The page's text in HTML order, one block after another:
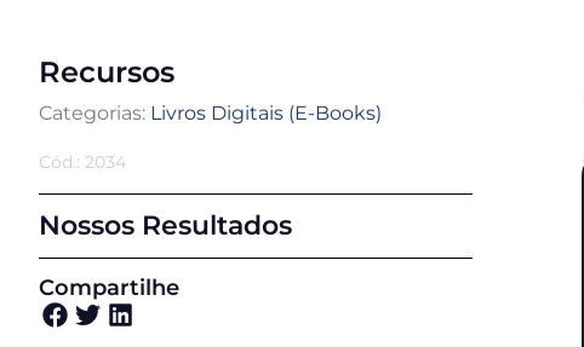
Recursos
Categorias: Livros Digitais (E-Books)
Cód.: 2034
Nossos Resultados
Compartilhe